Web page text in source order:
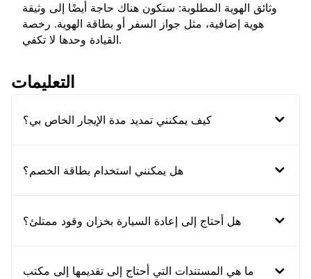
وثائق الهوية المطلوبة: ستكون هناك حاجة أيضًا إلى وثيقة
هوية إضافية، مثل جواز السفر أو بطاقة الهوية. رخصة
القيادة وحدها لا تكفي.
التعليمات
كيف يمكنني تمديد مدة الإيجار الخاص بي؟
هل يمكنني استخدام بطاقة الخصم؟
هل أحتاج إلى إعادة السيارة بخزان وقود ممتلئ؟
ما هي المستندات التي أحتاج إلى تقديمها إلى مكتب